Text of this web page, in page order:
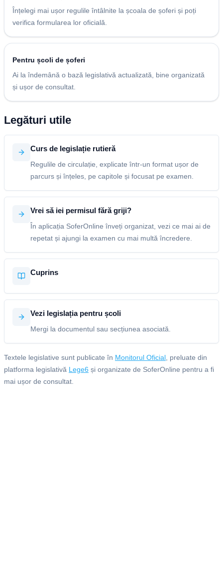
Înțelegi mai ușor regulile întâlnite la școala de șoferi și poți
verifica formularea lor oficială.
Pentru școli de șoferi
Ai la îndemână o bază legislativă actualizată, bine organizată
și ușor de consultat.
Legături utile
Curs de legislație rutieră
Regulile de circulație, explicate într-un format ușor de
parcurs și înțeles, pe capitole și focusat pe examen.
Vrei să iei permisul fără griji?
În aplicația SoferOnline înveți organizat, vezi ce mai ai de
repetat și ajungi la examen cu mai multă încredere.
Cuprins
Vezi legislația pentru școli
Mergi la documentul sau secțiunea asociată.
Textele legislative sunt publicate în Monitorul Oficial , preluate din
platforma legislativă Lege6 și organizate de SoferOnline pentru a fi
mai ușor de consultat.